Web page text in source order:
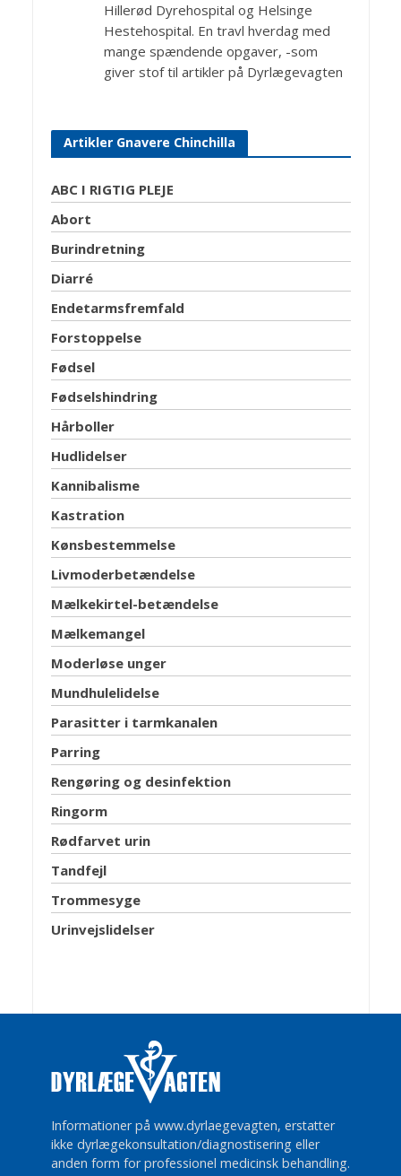
Hillerød Dyrehospital og Helsinge
Hestehospital. En travl hverdag med
mange spændende opgaver, -som
giver stof til artikler på Dyrlægevagten
Artikler Gnavere Chinchilla
ABC I RIGTIG PLEJE
Abort
Burindretning
Diarré
Endetarmsfremfald
Forstoppelse
Fødsel
Fødselshindring
Hårboller
Hudlidelser
Kannibalisme
Kastration
Kønsbestemmelse
Livmoderbetændelse
Mælkekirtel-betændelse
Mælkemangel
Moderløse unger
Mundhulelidelse
Parasitter i tarmkanalen
Parring
Rengøring og desinfektion
Ringorm
Rødfarvet urin
Tandfejl
Trommesyge
Urinvejslidelser
Informationer på www.dyrlaegevagten, erstatter
ikke dyrlægekonsultation/diagnostisering eller
anden form for professionel medicinsk behandling.